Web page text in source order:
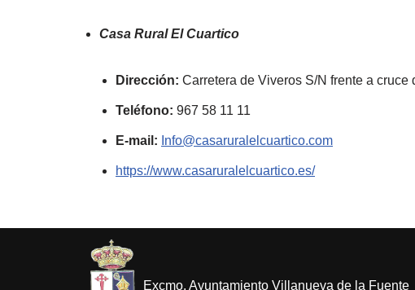
Casa Rural El Cuartico
Dirección: Carretera de Viveros S/N frente a cruce
Teléfono: 967 58 11 11
E-mail: Info@casaruralelcuartico.com
https://www.casaruralelcuartico.es/
Excmo. Ayuntamiento Villanueva de la Fuente